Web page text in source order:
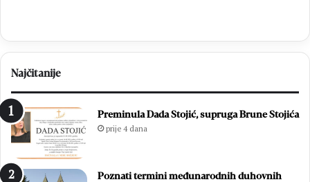
Najčitanije
Preminula Dada Stojić, supruga Brune Stojića
prije 4 dana
Poznati termini međunarodnih duhovnih